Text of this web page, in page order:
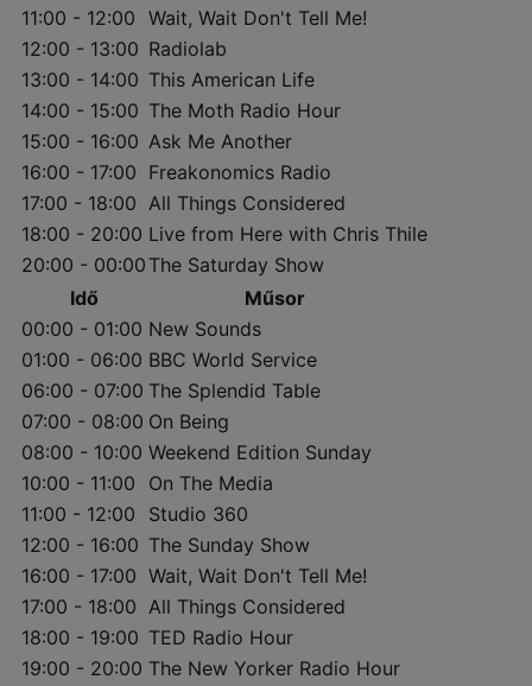
11:00 - 12:00 Wait, Wait Don't Tell Me!
12:00 - 13:00 Radiolab
13:00 - 14:00 This American Life
14:00 - 15:00 The Moth Radio Hour
15:00 - 16:00 Ask Me Another
16:00 - 17:00 Freakonomics Radio
17:00 - 18:00 All Things Considered
18:00 - 20:00 Live from Here with Chris Thile
20:00 - 00:00 The Saturday Show
Idő
Műsor
00:00 - 01:00 New Sounds
01:00 - 06:00 BBC World Service
06:00 - 07:00 The Splendid Table
07:00 - 08:00 On Being
08:00 - 10:00 Weekend Edition Sunday
10:00 - 11:00
On The Media
11:00 - 12:00
Studio 360
12:00 - 16:00 The Sunday Show
16:00 - 17:00 Wait, Wait Don't Tell Me!
17:00 - 18:00 All Things Considered
18:00 - 19:00 TED Radio Hour
19:00 - 20:00 The New Yorker Radio Hour